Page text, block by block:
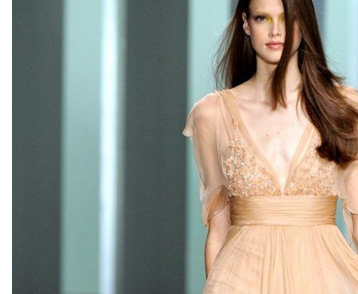
Заявка на бесплатные
Ваше имя
Телефон
Ваш телефон
Ваш e-mail